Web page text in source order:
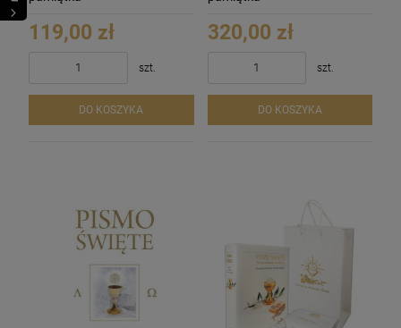
119,00 zł
szt.
DO KOSZYKA
320,00 zł
szt.
DO KOSZYKA